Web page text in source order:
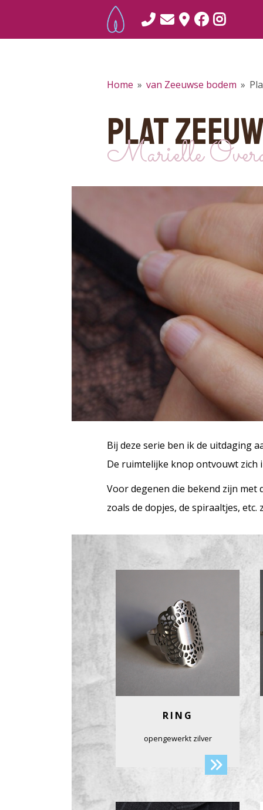
Home » van Zeeuwse bodem »
PLAT
Marielle
Bij deze serie ben ik de uitdaging
De ruimtelijke knop ontvouwt zich
Voor degenen die bekend zijn met
zoals de dopjes, de spiraaltjes,
RING
opengewerkt zilver